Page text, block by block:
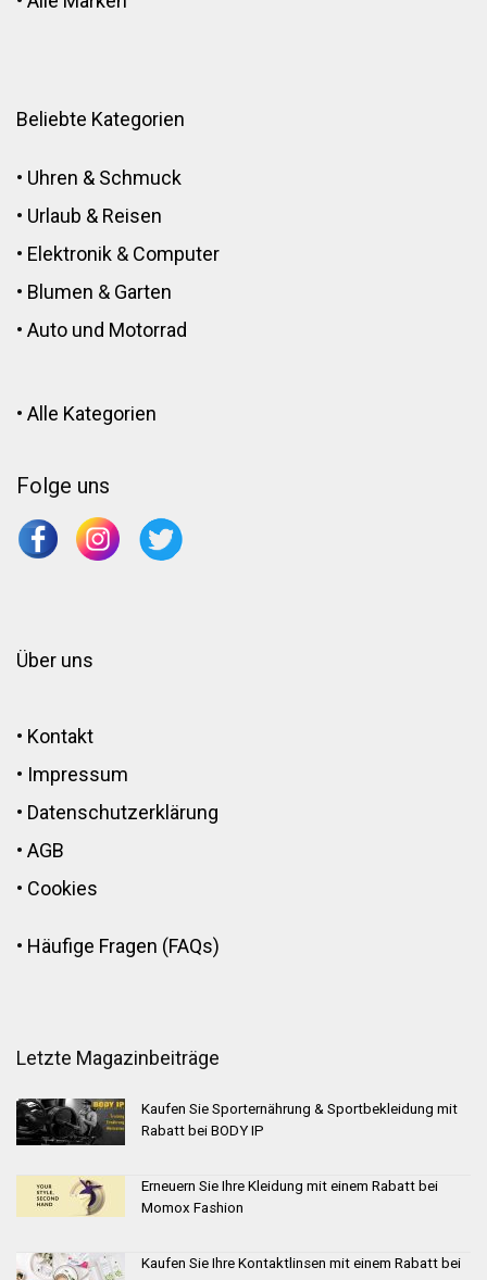
Beliebte Kategorien
• Uhren & Schmuck
• Urlaub & Reisen
• Elektronik & Computer
• Blumen & Garten
• Auto und Motorrad
• Alle Kategorien
Folge uns
Über uns
• Kontakt
• Impressum
• Datenschutzerklärung
• AGB
• Cookies
• Häufige Fragen (FAQs)
Letzte Magazinbeiträge
Kaufen Sie Sporternährung & Sportbekleidung mit
Rabatt bei BODY IP
Erneuern Sie Ihre Kleidung mit einem Rabatt bei
Momox Fashion
Kaufen Sie Ihre Kontaktlinsen mit einem Rabatt bei